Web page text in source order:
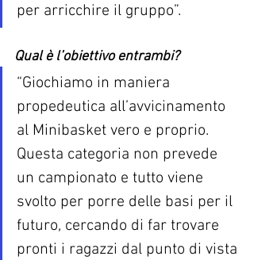
per arricchire il gruppo”.
Qual è l’obiettivo entrambi?
“Giochiamo in maniera
propedeutica all’avvicinamento
al Minibasket vero e proprio.
Questa categoria non prevede
un campionato e tutto viene
svolto per porre delle basi per il
futuro, cercando di far trovare
pronti i ragazzi dal punto di vista